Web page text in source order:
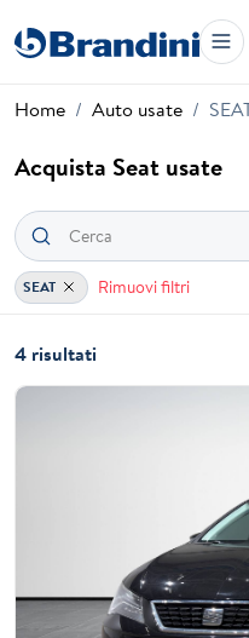
Home Auto usate
Acquista Seat usate
SEAT Rimuovi filtri
4 risultati